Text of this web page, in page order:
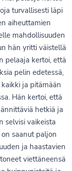
turvallisesti läpi
aiheuttamien
mahdollisuuden
hän yritti väistellä
pelaaja kertoi, että
pelin edetessä,
ja pitämään
Hän kertoi, että
hetkiä ja
selvisi vaikeista
saanut paljon
ja haastavien
viettäneensä